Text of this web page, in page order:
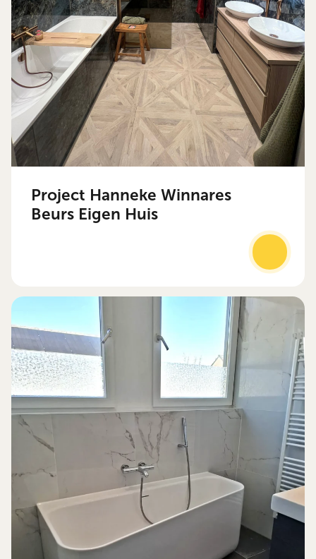
Project Hanneke Winnares
Beurs Eigen Huis